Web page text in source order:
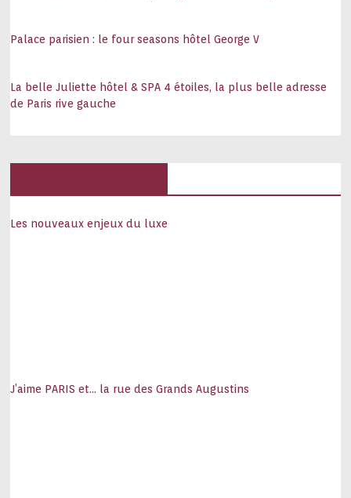
Palace parisien : le four seasons hôtel George V
La belle Juliette hôtel & SPA 4 étoiles, la plus belle adresse
de Paris rive gauche
Les nouveaux enjeux du luxe
J’aime PARIS et… la rue des Grands Augustins